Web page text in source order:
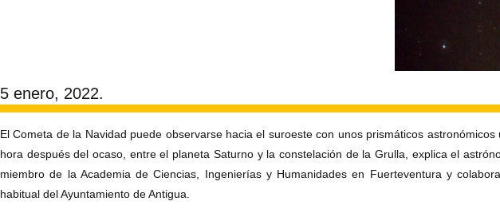
5 enero, 2022.
El Cometa de la Navidad puede observarse hacia el suroeste con unos prismáticos astronómicos
hora después del ocaso, entre el planeta Saturno y la constelación de la Grulla, explica el
miembro de la Academia de Ciencias, Ingenierías y Humanidades en Fuerteventura y
habitual del Ayuntamiento de Antigua.